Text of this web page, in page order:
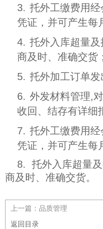
3. 托外工缴费用
凭证，并可产生每
4. 托外入库超量
商及时、准确交货
5. 托外加工订单发
6. 外发材料管理,
收回、结存有详细
7. 托外工缴费用
凭证，并可产生每
8. 托外入库超量及
商及时、准确交货。
上一篇： 品质管理
返回目录